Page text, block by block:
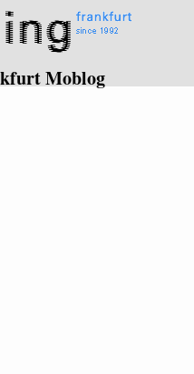
Moblog